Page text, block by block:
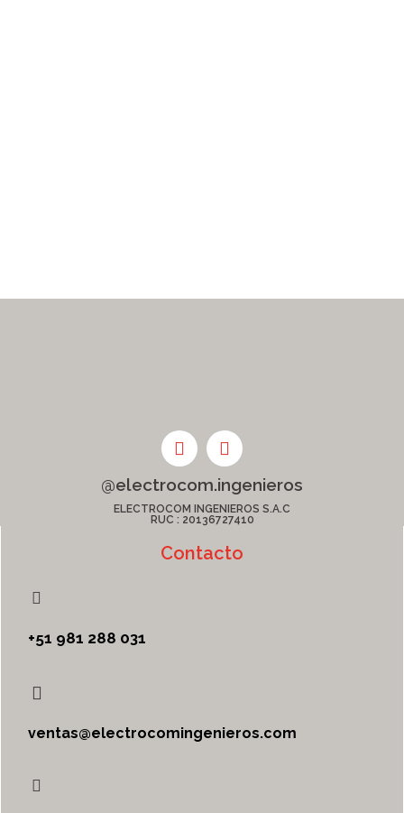
@electrocom.ingenieros
ELECTROCOM INGENIEROS S.A.C
RUC : 20136727410
Contacto
+51 981 288 031
ventas@electrocomingenieros.com